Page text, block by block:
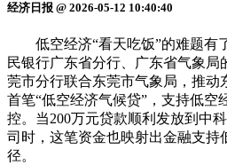
经济日报 @ 2026-05-12 10:40:40
低空经济“看天吃饭”的难题有
民银行广东省分行、广东省气象
莞市分行联合东莞市气象局，推动
首笔“低空经济气候贷”，支持低空
控。当200万元贷款顺利发放到中
司时，这笔资金也映射出金融支持
径。